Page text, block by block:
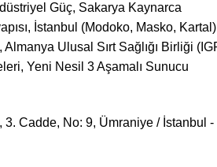
Güç, Sakarya Kaynarca
İstanbul (Modoko, Masko,
Ulusal Sırt Sağlığı Birliği
Yeni Nesil 3 Aşamalı Sunucu
Cadde, No: 9, Ümraniye / İstanbul -